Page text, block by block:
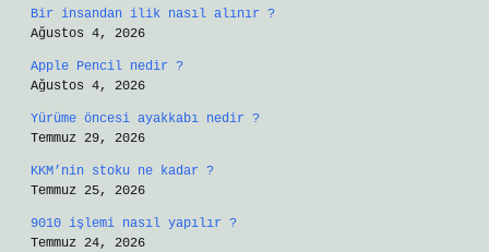
Bir insandan ilik nasıl alınır ?
Ağustos 4, 2026
Apple Pencil nedir ?
Ağustos 4, 2026
Yürüme öncesi ayakkabı nedir ?
Temmuz 29, 2026
KKM’nin stoku ne kadar ?
Temmuz 25, 2026
9010 işlemi nasıl yapılır ?
Temmuz 24, 2026